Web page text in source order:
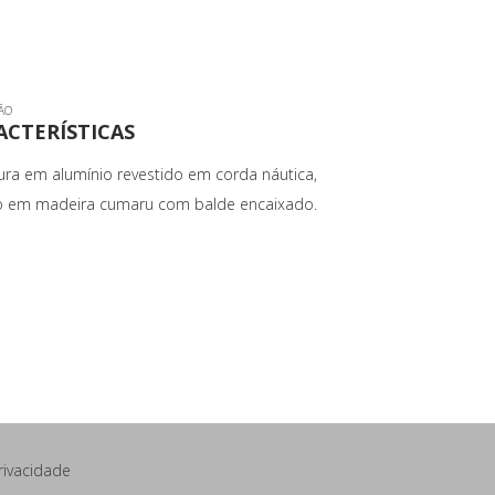
em alumínio revestido em corda náutica,
em madeira cumaru com balde encaixado.